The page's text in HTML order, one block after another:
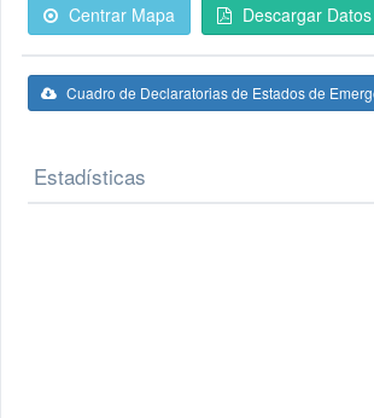
Centrar Mapa Descargar Datos
Cuadro de Declaratorias de Estados de
Estadísticas